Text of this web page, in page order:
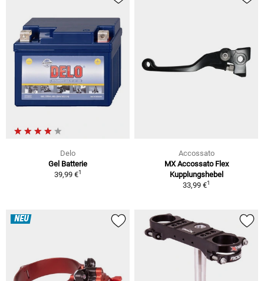
Delo
Gel Batterie
39,99 €1
Accossato
MX Accossato Flex
Kupplungshebel
33,99 €1
NEU